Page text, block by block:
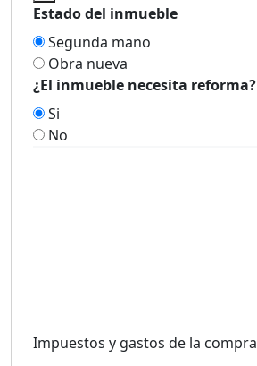
Estado del inmueble
Segunda mano
Obra nueva
¿El inmueble necesita reforma?
Si
No
Impuestos y gastos de la compra